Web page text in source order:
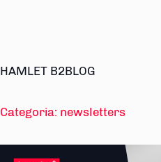
HAMLET B2BLOG
Categoria: newsletters